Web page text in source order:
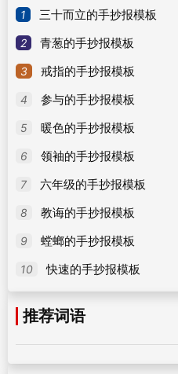
1 三十而立的手抄报模板
2 青葱的手抄报模板
3 戒指的手抄报模板
4 参与的手抄报模板
5 暖色的手抄报模板
6 领袖的手抄报模板
7 六年级的手抄报模板
8 教诲的手抄报模板
9 螳螂的手抄报模板
10 快速的手抄报模板
推荐词语